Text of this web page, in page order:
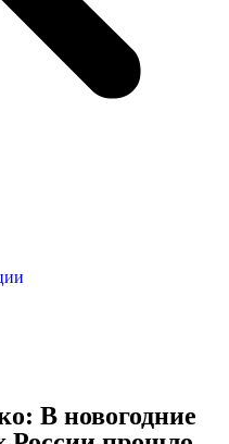
В новогодние